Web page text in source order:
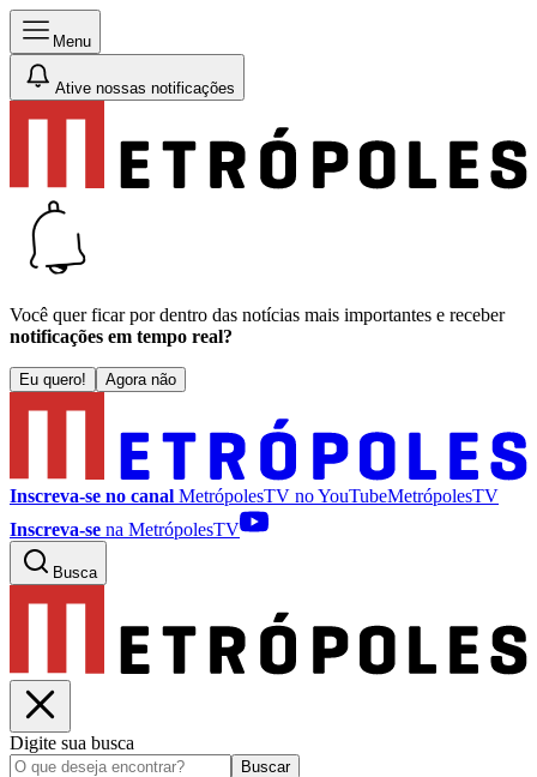
Menu
Ative nossas notificações
Você quer ficar por dentro das notícias mais importantes e receber
notificações em tempo real?
Eu quero! Agora não
Inscreva-se no canal MetrópolesTV noYouTubeMetrópolesTV
Inscreva-se na MetrópolesTV
Busca
Digite sua busca
Buscar